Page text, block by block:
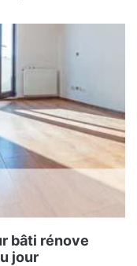
bâti rénove
jour